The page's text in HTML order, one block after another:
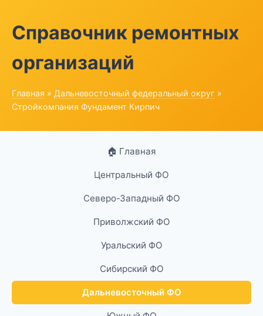
Справочник ремонтных
организаций
Главная » Дальневосточный федеральный округ »
Стройкомпания Фундамент Кирпич
🏠 Главная
Центральный ФО
Северо-Западный ФО
Приволжский ФО
Уральский ФО
Сибирский ФО
Дальневосточный ФО